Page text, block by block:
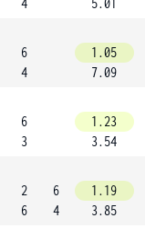
4
5.01
6
4
1.05
7.09
6
3
1.23
3.54
2
6
6
4
1.19
3.85